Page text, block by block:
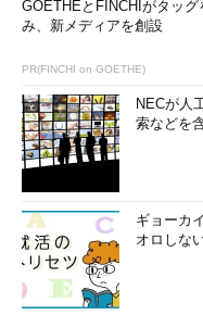
GOETHEとFINCHIがタッグ
み、新メディアを創設
PR(FINCHI on GOETHE)
NECが人
索などを
ギョーカ
オロしな